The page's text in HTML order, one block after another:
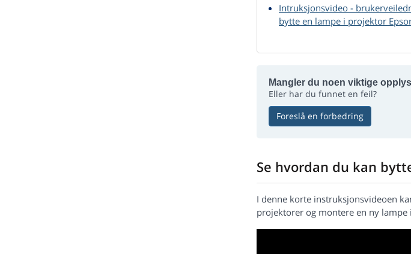
Intruksjonsvideo -
bytte en lampe i projektor
Mangler du noen viktige
Eller har du funnet en feil?
Foreslå en forbedring
Se hvordan du kan
I denne korte instruksjonsvideoen
projektorer og montere en ny lampe